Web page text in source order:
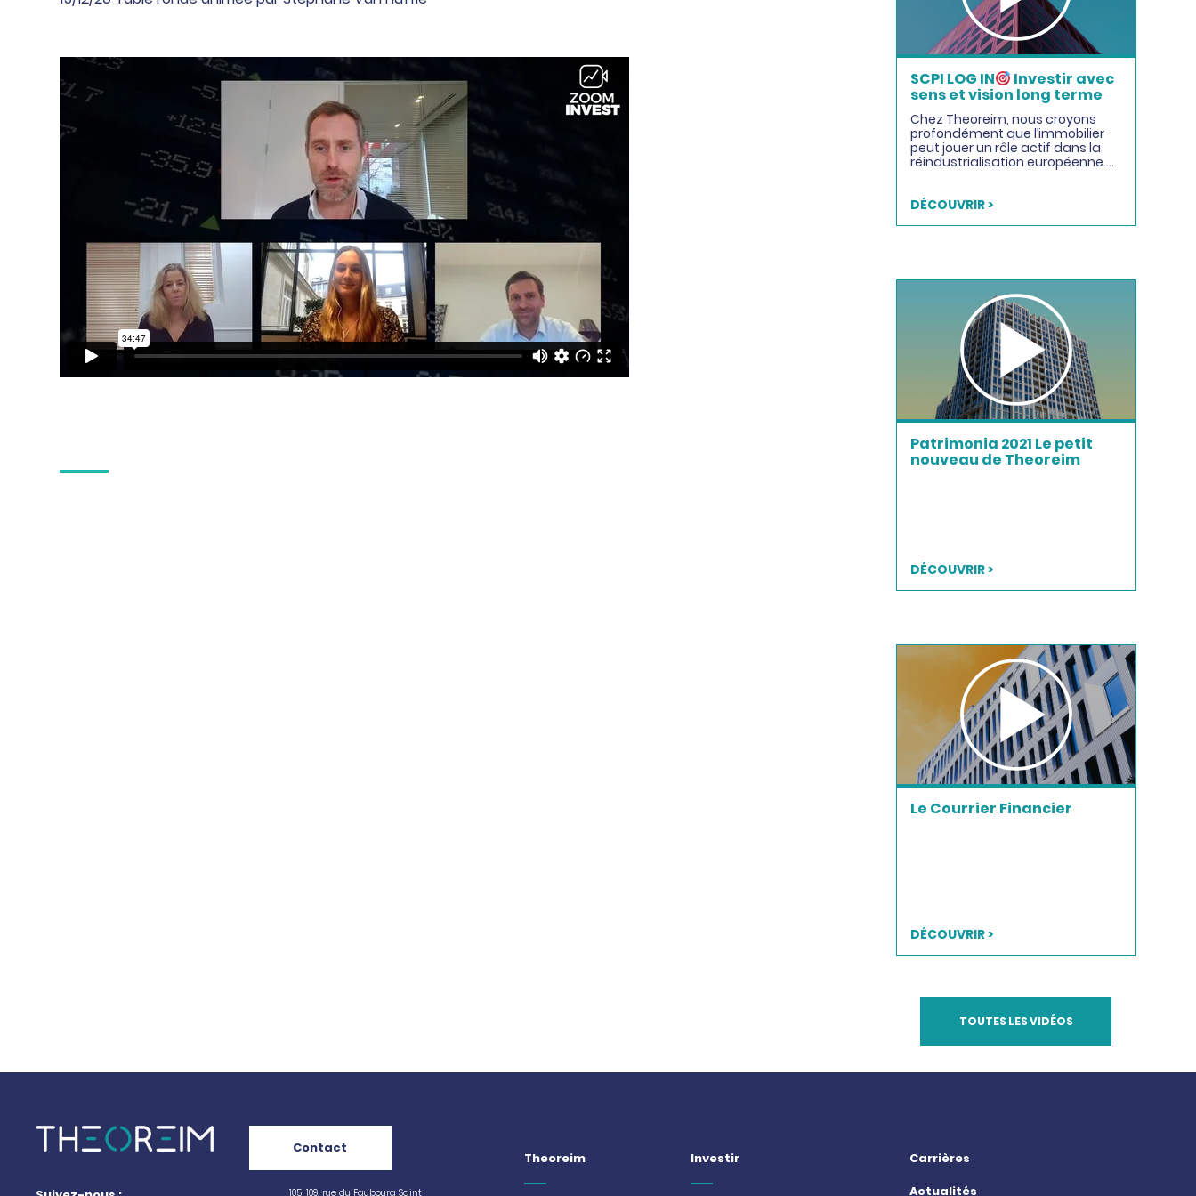
SCPI LOG IN Investir avec
sens et vision long terme
Chez Theoreim, nous croyons
profondément que l’immobilier
peut jouer un rôle actif dans la
réindustrialisation européenne….
DÉCOUVRIR >
Patrimonia 2021 Le petit
nouveau de Theoreim
DÉCOUVRIR >
Le Courrier Financier
DÉCOUVRIR >
TOUTES LES VIDÉOS
Contact
105-109, rue du Faubourg Saint-
Theoreim Investir
Carrières
Actualités